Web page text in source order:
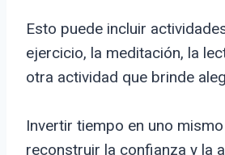
Esto puede incluir
ejercicio, la meditación, la
otra actividad que brinde
Invertir tiempo en uno
reconstruir la confianza y la